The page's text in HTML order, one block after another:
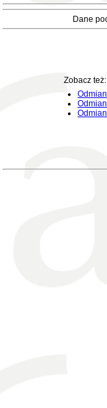
Dane
Zobacz też: